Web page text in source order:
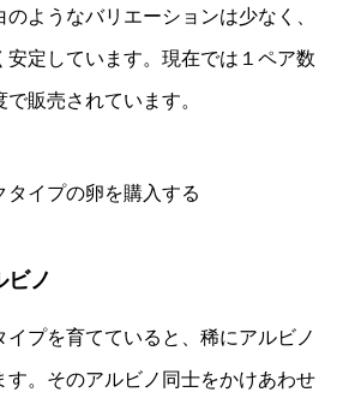
ようなバリエーションは少なく、
安定しています。現在では１ペア数
販売されています。
タイプの卵を購入する
ビノ
イプを育てていると、稀にアルビノ
す。そのアルビノ同士をかけあわせ